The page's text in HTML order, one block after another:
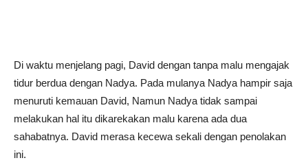
Di waktu menjelang pagi, David dengan tanpa malu mengajak
tidur berdua dengan Nadya. Pada mulanya Nadya hampir saja
menuruti kemauan David, Namun Nadya tidak sampai
melakukan hal itu dikarekakan malu karena ada dua
sahabatnya. David merasa kecewa sekali dengan penolakan
ini.